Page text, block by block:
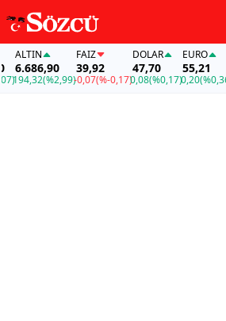
(%2,99)
FAİZ
39,92
-0,07(%-0,17)
DOLAR
47,70
0,08(%0,17)
EURO
55,21
0,20(%0,36)
64,43
0,25